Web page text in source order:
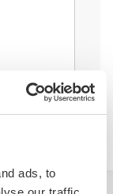
ads, to